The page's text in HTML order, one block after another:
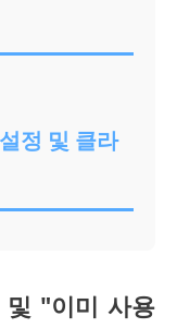
정 및 클라
"이미 사용